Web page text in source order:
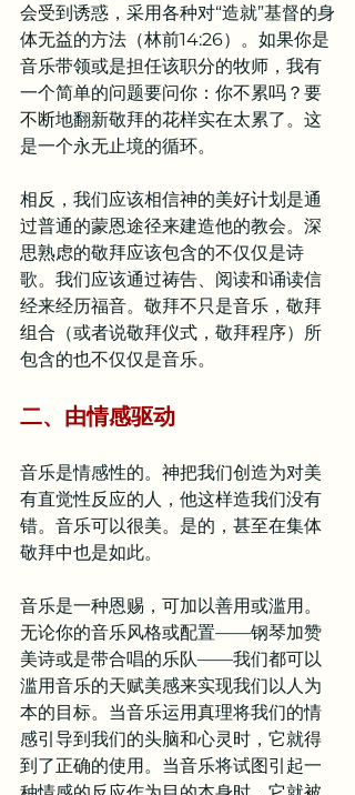
会受到诱惑，采用各种对“造就”基督的身
体无益的方法（林前14:26）。如果你是
音乐带领或是担任该职分的牧师，我有
一个简单的问题要问你：你不累吗？要
不断地翻新敬拜的花样实在太累了。这
是一个永无止境的循环。
相反，我们应该相信神的美好计划是通
过普通的蒙恩途径来建造他的教会。深
思熟虑的敬拜应该包含的不仅仅是诗
歌。我们应该通过祷告、阅读和诵读信
经来经历福音。敬拜不只是音乐，敬拜
组合（或者说敬拜仪式，敬拜程序）所
包含的也不仅仅是音乐。
二、由情感驱动
音乐是情感性的。神把我们创造为对美
有直觉性反应的人，他这样造我们没有
错。音乐可以很美。是的，甚至在集体
敬拜中也是如此。
音乐是一种恩赐，可加以善用或滥用。
无论你的音乐风格或配置——钢琴加赞
美诗或是带合唱的乐队——我们都可以
滥用音乐的天赋美感来实现我们以人为
本的目标。当音乐运用真理将我们的情
感引导到我们的头脑和心灵时，它就得
到了正确的使用。当音乐将试图引起一